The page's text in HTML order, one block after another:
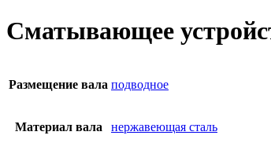
Сматывающее
Размещение вала подводное
Материал вала нержавеющая сталь